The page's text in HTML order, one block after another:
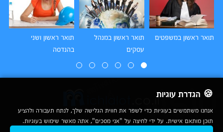
תואר ראשון במשפטים
תואר ראשון במנהל
עסקים
תואר ראשון ושני
בהנדסה
🍪 הגדרת עוגיות
אנחנו משתמשים בעוגיות כדי לשפר את חווית הגלישה שלך, לנתח תעבורה ולהציע
תוכן מותאם אישית. על ידי לחיצה על "אני מסכים", אתה מאשר שימוש בעוגיות.